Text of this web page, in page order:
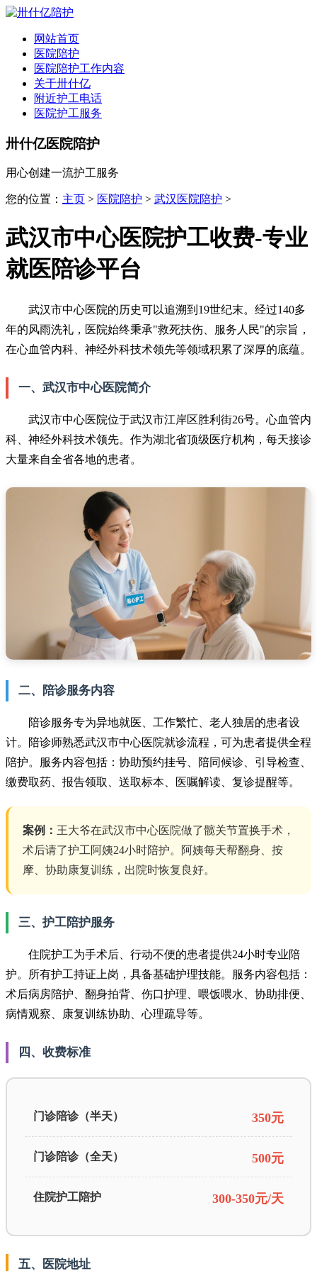
网站首页
医院陪护
医院陪护工作内容
关于卅什亿
附近护工电话
医院护工服务
卅什亿医院陪护
用心创建一流护工服务
您的位置： 主页 > 医院陪护 > 武汉医院陪护 >
武汉市中心医院护工收费-专业
就医陪诊平台
武汉市中心医院的历史可以追溯到19世纪末。经过140多
年的风雨洗礼，医院始终秉承"救死扶伤、服务人民"的宗旨，
在心血管内科、神经外科技术领先等领域积累了深厚的底蕴。
一、武汉市中心医院简介
武汉市中心医院位于武汉市江岸区胜利街26号。心血管内
科、神经外科技术领先。作为湖北省顶级医疗机构，每天接诊
大量来自全省各地的患者。
二、陪诊服务内容
陪诊服务专为异地就医、工作繁忙、老人独居的患者设
计。陪诊师熟悉武汉市中心医院就诊流程，可为患者提供全程
陪护。服务内容包括：协助预约挂号、陪同候诊、引导检查、
缴费取药、报告领取、送取标本、医嘱解读、复诊提醒等。
案例： 王大爷在武汉市中心医院做了髋关节置换手术，
术后请了护工阿姨24小时陪护。阿姨每天帮翻身、按
摩、协助康复训练，出院时恢复良好。
三、护工陪护服务
住院护工为手术后、行动不便的患者提供24小时专业陪
护。所有护工持证上岗，具备基础护理技能。服务内容包括：
术后病房陪护、翻身拍背、伤口护理、喂饭喂水、协助排便、
病情观察、康复训练协助、心理疏导等。
四、收费标准
门诊陪诊（半天） 350元
门诊陪诊（全天） 500元
住院护工陪护 300-350元/天
五、医院地址